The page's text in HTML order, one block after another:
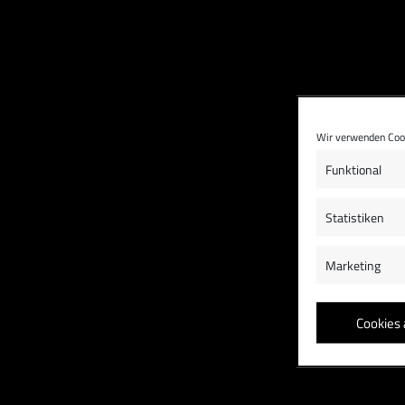
Wir verwenden
Funktional
Statistiken
Marketing